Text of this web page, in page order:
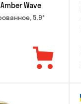
Wave
5.9°